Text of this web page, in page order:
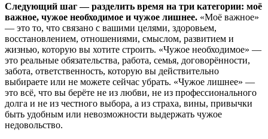
Следующий шаг — разделить время на три категории: моё
важное, чужое необходимое и чужое лишнее. «Моё важное»
— это то, что связано с вашими целями, здоровьем,
восстановлением, отношениями, смыслом, развитием и
жизнью, которую вы хотите строить. «Чужое необходимое» —
это реальные обязательства, работа, семья, договорённости,
забота, ответственность, которую вы действительно
выбираете или не можете сейчас убрать. «Чужое лишнее» —
это всё, что вы берёте не из любви, не из профессионального
долга и не из честного выбора, а из страха, вины, привычки
быть удобным или невозможности выдержать чужое
недовольство.